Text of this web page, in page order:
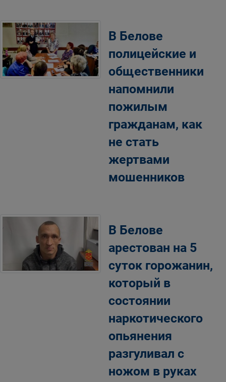
В Белове
полицейские и
общественники
напомнили
пожилым
гражданам, как
не стать
жертвами
мошенников
В Белове
арестован на 5
суток горожанин,
который в
состоянии
наркотического
опьянения
разгуливал с
ножом в руках